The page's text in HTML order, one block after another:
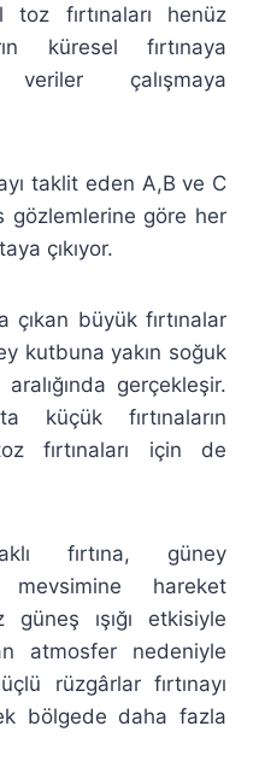
toz fırtınaları henüz
küresel fırtınaya
çalışmaya
taklit eden A,B ve C
gözlemlerine göre her
çıkıyor.
çıkan büyük fırtınalar
kutbuna yakın soğuk
gerçekleşir.
küçük fırtınaların
fırtınaları için de
fırtına, güney
mevsimine hareket
ışığı etkisiyle
atmosfer nedeniyle
rüzgârlar fırtınayı
bölgede daha fazla